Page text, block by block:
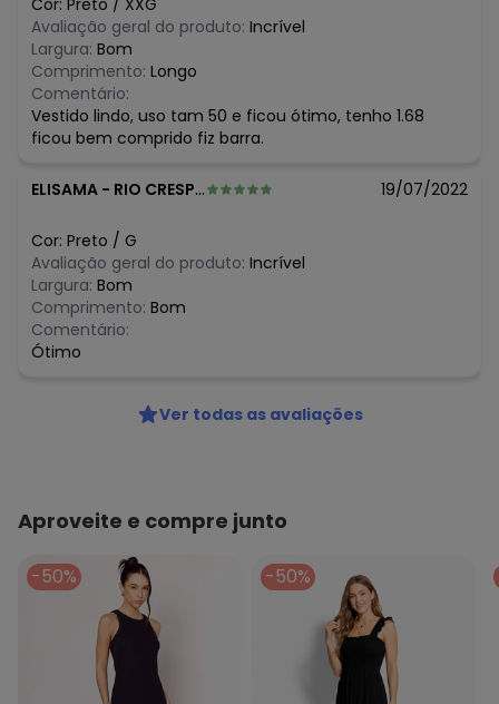
julho/2026
junho/2026
maio/2026
abril/2026
março/2026
fevereiro/2026
Cor: Preto / XXG
Avaliação geral do produto: Incrível
Largura: Bom
Comprimento: Longo
Comentário:
Vestido lindo, uso tam 50 e ficou ótimo, tenho 1.68
ficou bem comprido fiz barra.
ELISAMA - RIO CRESPO - RO 19/07/2022
Cor: Preto / G
Avaliação geral do produto: Incrível
Largura: Bom
Comprimento: Bom
Comentário:
Ótimo
Ver todas as avaliações
Aproveite e compre junto
-50% -50%